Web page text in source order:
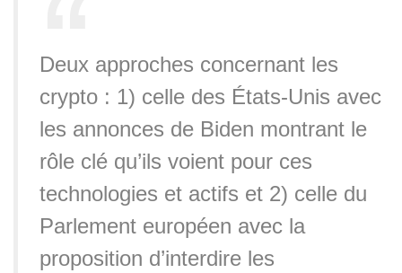
Deux approches concernant les
crypto : 1) celle des États-Unis avec
les annonces de Biden montrant le
rôle clé qu’ils voient pour ces
technologies et actifs et 2) celle du
Parlement européen avec la
proposition d’interdire les